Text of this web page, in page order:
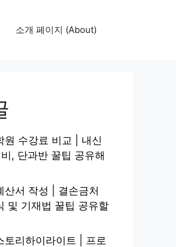
소개 페이지 (About)
원 수강료 비교 | 내신
, 단과반 꿀팁 공유해
산서 작성 | 결손금처
및 기재법 꿀팁 공유할
토리하이라이트 | 프로